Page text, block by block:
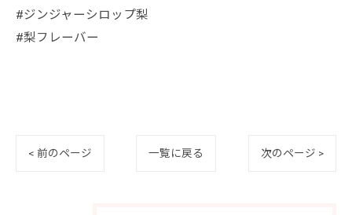
#ジンジャーシロップ梨
#梨フレーバー
< 前のページ 一覧に戻る 次のページ >